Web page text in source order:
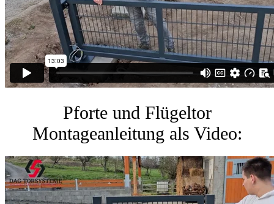
Pforte und Flügeltor
Montageanleitung als Video: